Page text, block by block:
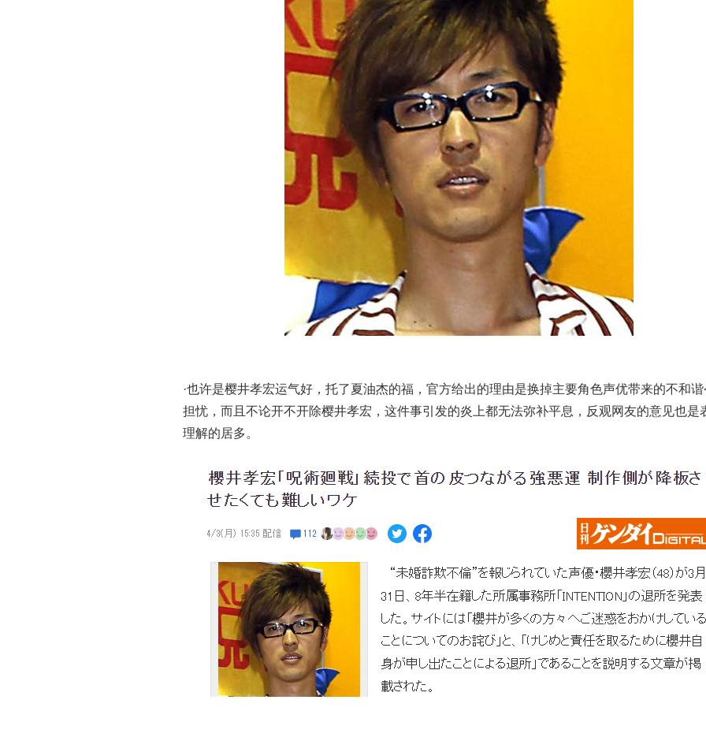
·也许是樱井孝宏运气好，托了夏油杰的福，官方给出的理由是换掉主要角色声优带来的不和谐
担忧，而且不论开不开除樱井孝宏，这件事引发的炎上都无法弥补平息，反观网友的意见也是
理解的居多。